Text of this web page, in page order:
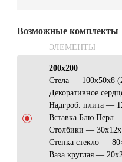
Возможные комплекты
ЭЛЕМЕНТЫ
200х200
Стела — 100x50x8
Декоративное
Надгроб. плита —
Вставка Блю Перл
Столбики —
Стенка стекло —
Ваза круглая —